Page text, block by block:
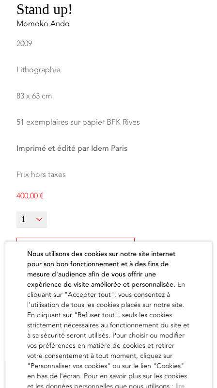
Stand up!
Momoko Ando
2009
Lithographie
83 x 63 cm
51 exemplaires sur papier BFK Rives
Imprimé et édité par Idem Paris
Prix hors taxes
400,00€
Ajouter au panier
L'artiste
en savoir
Nous utilisons des cookies sur notre site internet
pour son bon fonctionnement et à des fins de
mesure d'audience afin de vous offrir une
expérience de visite améliorée et personnalisée. En
cliquant sur "Accepter tout", vous consentez à
l'utilisation de tous les cookies placés sur notre site.
En cliquant sur "Refuser tout", seuls les cookies
strictement nécessaires au fonctionnement du site et
à sa sécurité seront utilisés. Pour choisir ou modifier
vos préférences en matière de cookies et retirer
votre consentement à tout moment, cliquez sur
"Personnaliser vos cookies" ou sur le lien "Cookies"
en bas de l'écran. Pour en savoir plus sur les cookies